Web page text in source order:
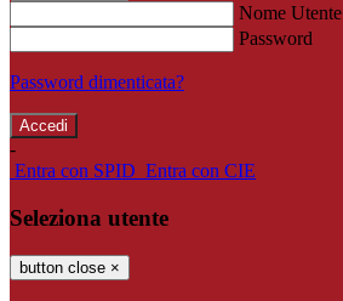
Nome Utente
Password
Password dimenticata?
-
Entra con SPID Entra con CIE
Seleziona utente
button close ×